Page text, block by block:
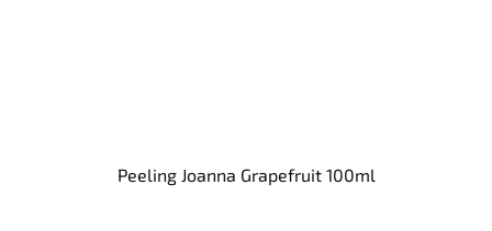
Peeling Joanna Grapefruit 100ml